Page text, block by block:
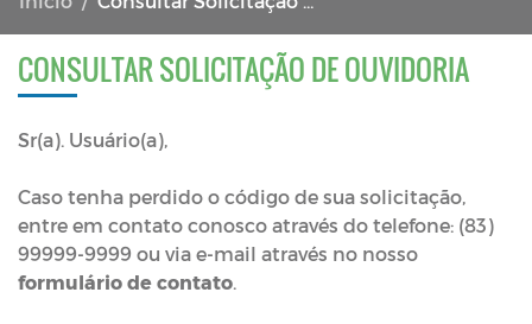
CONSULTAR SOLICITAÇÃO DE OUVIDORIA
Sr(a). Usuário(a),
Caso tenha perdido o código de sua solicitação,
entre em contato conosco através do telefone: (83)
99999-9999 ou via e-mail através no nosso
formulário de contato